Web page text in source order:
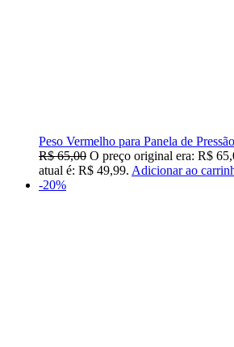
Peso Vermelho para Panela de
R$65,00 O preço original era: R$
atual é: R$ 49,99. Adicionar ao
-20%